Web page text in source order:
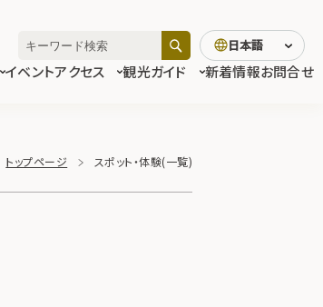
イベントアクセス 観光ガイド 新着情報お問合せ
日本語
トップページ スポット・体験(一覧)